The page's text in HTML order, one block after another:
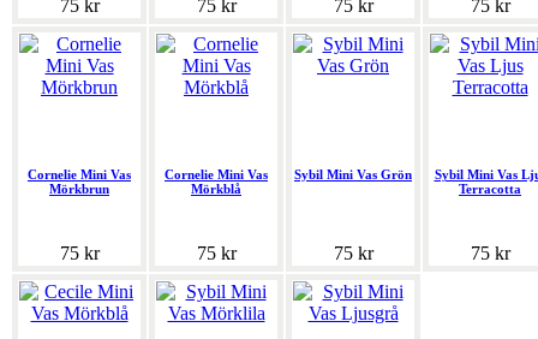
75 kr 75 kr 75 kr 75 kr
Cornelie Mini Vas
Mörkbrun
75 kr
Cornelie Mini Vas
Mörkblå
75 kr
Sybil Mini Vas Grön
75 kr
Sybil Mini Vas
Terracotta
75 kr